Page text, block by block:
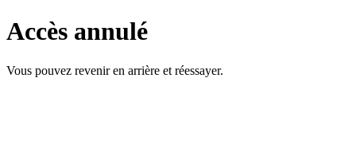
Accès annulé
Vous pouvez revenir en arrière et réessayer.